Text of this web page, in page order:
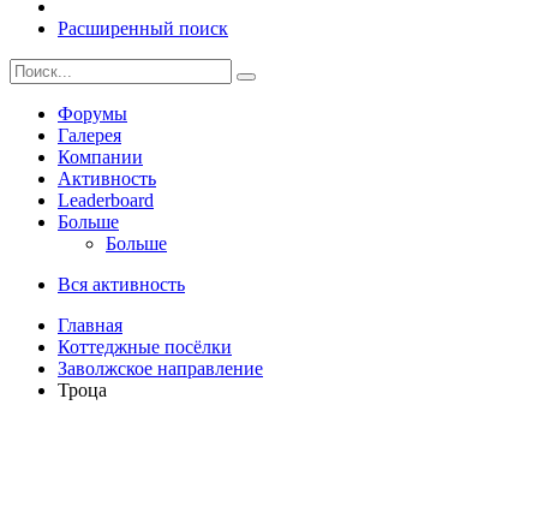
Расширенный поиск
Форумы
Галерея
Компании
Активность
Leaderboard
Больше
Больше
Вся активность
Главная
Коттеджные посёлки
Заволжское направление
Троца